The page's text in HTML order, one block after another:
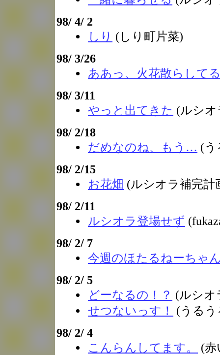
98/ 4/ 2
しり (しり町片菜)
98/ 3/26
ああっ、火花散らして
98/ 3/11
やっと出てきた (ルシオ
98/ 2/18
だめなのね、もう… (う
98/ 2/15
お花畑 (ルシオラ補完計
98/ 2/11
ルシオラ登場せず
98/ 2/ 7
今週のほたるねーちゃ
98/ 2/ 5
どーなるの！？ (ルシオ
せつないっす！
(うるう
98/ 2/ 4
こんらんしてます。
(赤